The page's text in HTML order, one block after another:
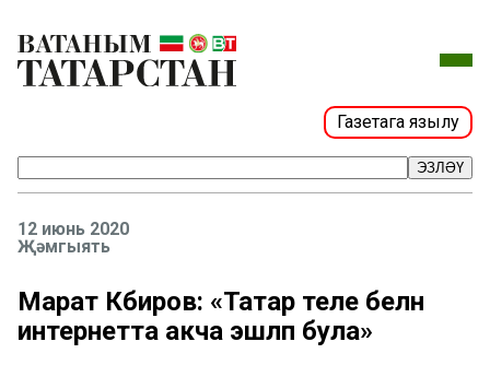
Газетага язылу
ЭЗЛӘҮ
12 июнь 2020
Җәмгыять
Марат Кәбиров: «Татар теле белән
интернетта акча эшләп була»